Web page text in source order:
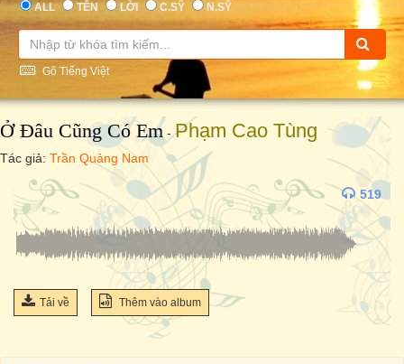
ALL TÊN LỜI C.SỸ N.SỸ
Gõ Tiếng Việt
Ở Đâu Cũng Có Em -Phạm Cao Tùng
Tác giả: Trần Quảng Nam
519
Tải về Thêm vào album